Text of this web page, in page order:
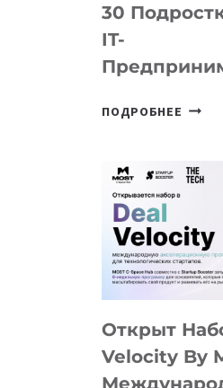
30
IT-
ПОДРОБНЕЕ ОТ
YOUTH
CAMP
ДАЛ
Открыт
Velocity By